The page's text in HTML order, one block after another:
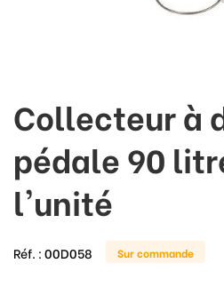
Collecteur à
pédale 90
l'unité
Réf. :00D058 Sur commande